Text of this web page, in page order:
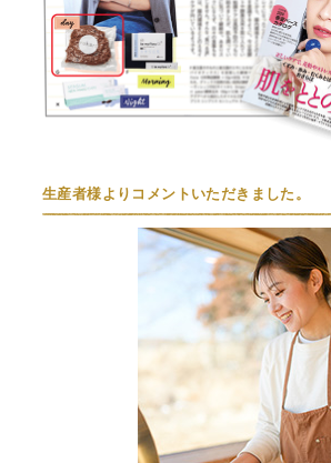
生産者様よりコメントいただきました。